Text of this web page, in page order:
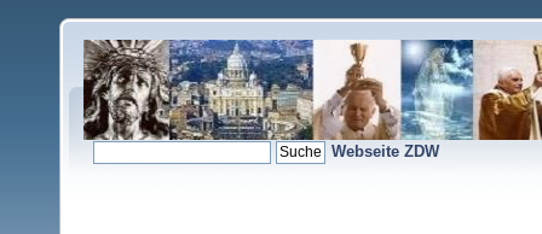
Webseite ZDW